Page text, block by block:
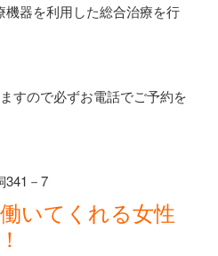
器を利用した総合治療を行
すので必ずお電話でご予約を
341－7
いてくれる女性